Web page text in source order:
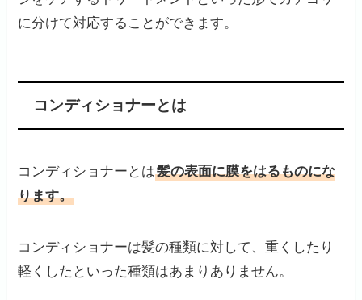
に分けて対応することができます。
コンディショナーとは
コンディショナーとは髪の表面に膜をはるものにな
ります。
コンディショナーは髪の種類に対して、重くしたり
軽くしたといった種類はあまりありません。